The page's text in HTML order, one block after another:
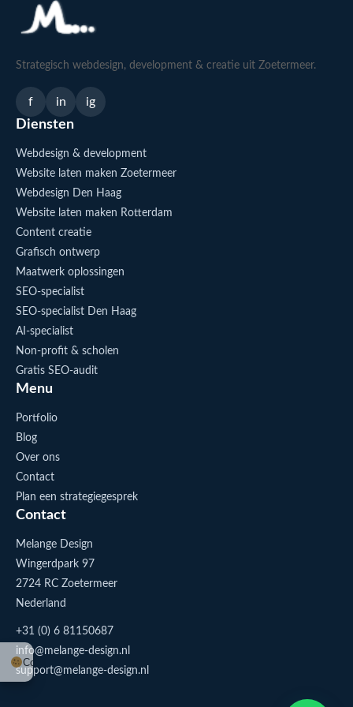
Cookie-instellingen
Strategisch webdesign, development & creatie uit Zoetermeer.
f in ig
Diensten
Webdesign & development
Website laten maken Zoetermeer
Webdesign Den Haag
Website laten maken Rotterdam
Content creatie
Grafisch ontwerp
Maatwerk oplossingen
SEO-specialist
SEO-specialist Den Haag
AI-specialist
Non-profit & scholen
Gratis SEO-audit
Menu
Portfolio
Blog
Over ons
Contact
Plan een strategiegesprek
Contact
Melange Design
Wingerdpark 97
2724 RC Zoetermeer
Nederland
+31 (0) 6 81150687
info@melange-design.nl
support@melange-design.nl